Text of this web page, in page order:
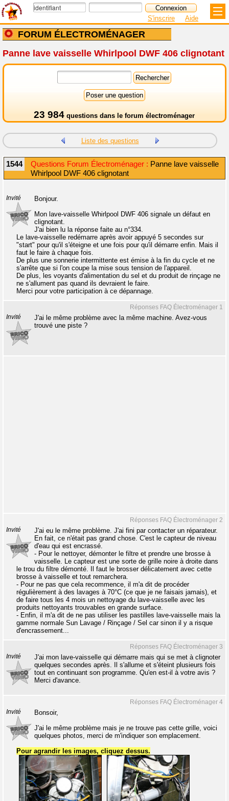
FORUM ÉLECTROMÉNAGER
S'inscrire Aide
Panne lave vaisselle Whirlpool DWF 406 clignotant
23 984 questions dans le forum électroménager
Liste des questions
1544 Questions Forum Électroménager : Panne lave vaisselle
Whirlpool DWF 406 clignotant
Invité
Bonjour.
Mon lave-vaisselle Whirlpool DWF 406 signale un défaut en
clignotant.
J'ai bien lu la réponse faite au n°334.
Le lave-vaisselle redémarre après avoir appuyé 5 secondes sur
"start" pour qu'il s'éteigne et une fois pour qu'il démarre enfin. Mais il
faut le faire à chaque fois.
De plus une sonnerie intermittente est émise à la fin du cycle et ne
s'arrête que si l'on coupe la mise sous tension de l'appareil.
De plus, les voyants d'alimentation du sel et du produit de rinçage ne
ne s'allument pas quand ils devraient le faire.
Merci pour votre participation à ce dépannage.
Réponses FAQ Électroménager 1
Invité
J'ai le même problème avec la même machine. Avez-vous
trouvé une piste ?
Réponses FAQ Électroménager 2
Invité
J'ai eu le même problème. J'ai fini par contacter un réparateur.
En fait, ce n'était pas grand chose. C'est le capteur de niveau
d'eau qui est encrassé.
- Pour le nettoyer, démonter le filtre et prendre une brosse à
vaisselle. Le capteur est une sorte de grille noire à droite dans
le trou du filtre démonté. Il faut le brosser délicatement avec cette
brosse à vaisselle et tout remarchera.
- Pour ne pas que cela recommence, il m'a dit de procéder
régulièrement à des lavages à 70°C (ce que je ne faisais jamais), et
de faire tous les 4 mois un nettoyage du lave-vaisselle avec les
produits nettoyants trouvables en grande surface.
- Enfin, il m'a dit de ne pas utiliser les pastilles lave-vaisselle mais la
gamme normale Sun Lavage / Rinçage / Sel car sinon il y a risque
d'encrassement...
Réponses FAQ Électroménager 3
Invité
J'ai mon lave-vaisselle qui démarre mais qui se met à clignoter
quelques secondes après. Il s'allume et s'éteint plusieurs fois
tout en continuant son programme. Qu'en est-il à votre avis ?
Merci d'avance.
Réponses FAQ Électroménager 4
Invité
Bonsoir,
J'ai le même problème mais je ne trouve pas cette grille, voici
quelques photos, merci de m'indiquer son emplacement.
Pour agrandir les images, cliquez dessus.